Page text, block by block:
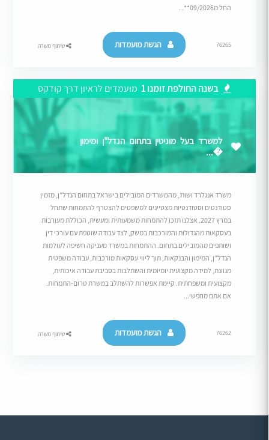
החל מ09/2026**...
76265 הגשת מועמדות שיתוף משרה
בשנה החולפת זומנו 1 מועמדים לראיון דרך קודקס
למשרד בעל מוניטין בתחום הנדל"ן ומימון
�...
משרד אנגלרד ושות’, מהמשרדים המובילים בישראל בתחום הנדל”ן, מזמין
סטודנטים וסטודנטיות מצטיינים למשפטים להצטרף להתמחות שתחל
במרץ 2027. אצלנו תזכו להתמחות משמעותית ומעשית, הכוללת מעורבות
בעסקאות מהגדולות והמורכבות במשק, לצד עבודה שוטפת עם עורכי דין
ושותפים מהמובילים בתחום. ההתמחות במשרד מעניקה חשיפה לעולמות
הנדל”ן, המימון והבנקאות, תוך ליווי עסקאות מורכבות, עבודה משפטית
מגוונת, למידה מקצועית יומיומית והשתלבות בסביבת עבודה איכותית,
מקצועית ומשפחתית. קיימת אפשרות להשתלב במשרת טרום-התמחות.
אם אתם מחפשי...
76262 הגשת מועמדות שיתוף משרה